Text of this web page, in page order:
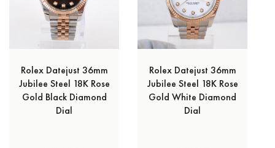
Rolex Datejust 36mm
Jubilee Steel 18K Rose
Gold Black Diamond
Dial
Rolex Datejust 36mm
Jubilee Steel 18K Rose
Gold White Diamond
Dial